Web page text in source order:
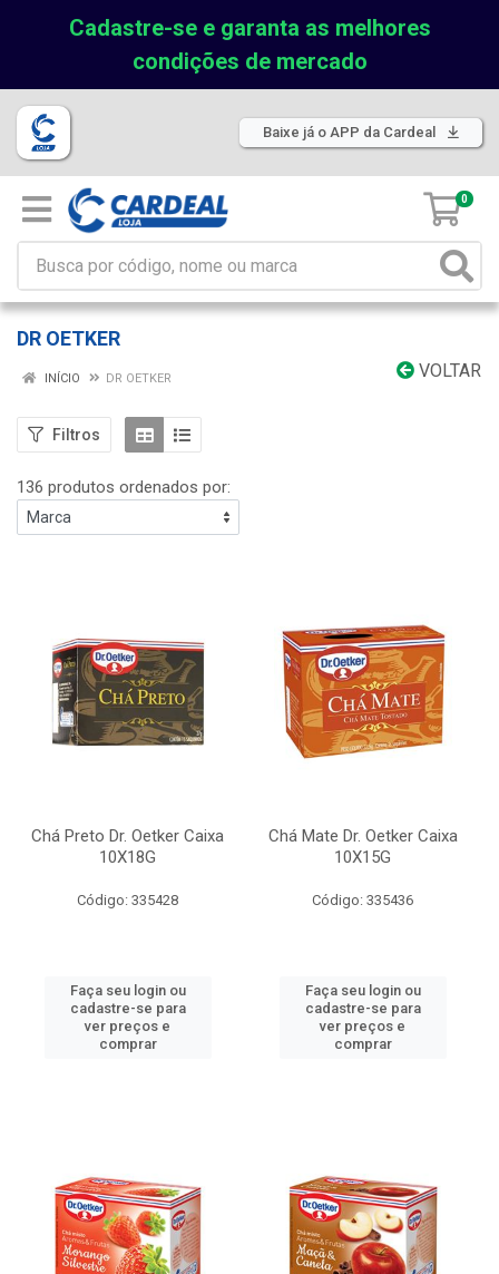
Cadastre-se e garanta as melhores
condições de mercado
Baixe já o APP da Cardeal
0
DR OETKER
VOLTAR
INÍCIO DR OETKER
Filtros
136 produtos ordenados por:
Chá Preto Dr. Oetker Caixa
10X18G
Código: 335428
Faça seu login ou
cadastre-se para
ver preços e
comprar
Chá Mate Dr. Oetker Caixa
10X15G
Código: 335436
Faça seu login ou
cadastre-se para
ver preços e
comprar